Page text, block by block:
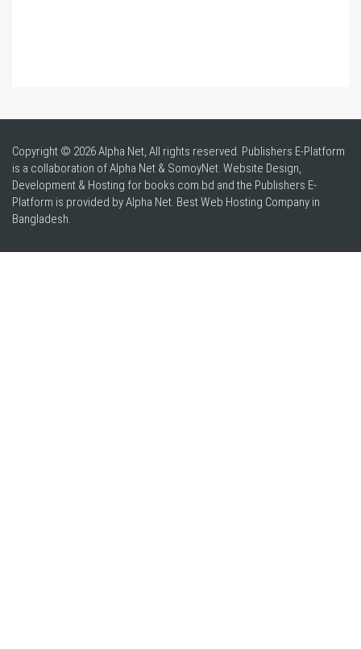
Copyright © 2026 Alpha Net, All rights reserved. Publishers E-Platform
is a collaboration of Alpha Net & SomoyNet. Website Design,
Development & Hosting for books.com.bd and the Publishers E-
Platform is provided by Alpha Net. BestWeb Hosting Company in
Bangladesh.